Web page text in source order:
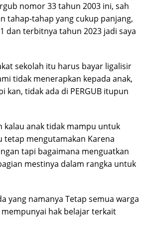
nomor 33 tahun 2003 ini, sah
tahap-tahap yang cukup panjang,
dan terbitnya tahun 2023 jadi saya
sekolah itu harus bayar ligalisir
tidak menerapkan kepada anak,
tidak ada di PERGUB itupun
kalau anak tidak mampu untuk
tetap mengutamakan Karena
tapi bagaimana menguatkan
mestinya dalam rangka untuk
yang namanya Tetap semua warga
hak belajar terkait